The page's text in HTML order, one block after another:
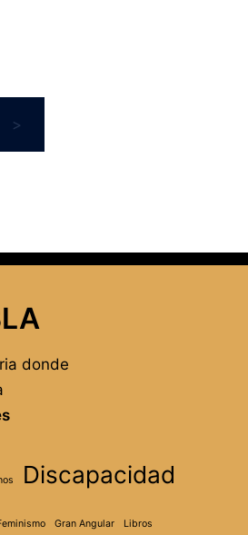
>
donde
Discapacidad
Gran Angular Libros